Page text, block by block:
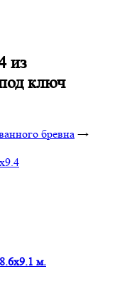
из
ключ
бревна →
8.6х9.1 м.